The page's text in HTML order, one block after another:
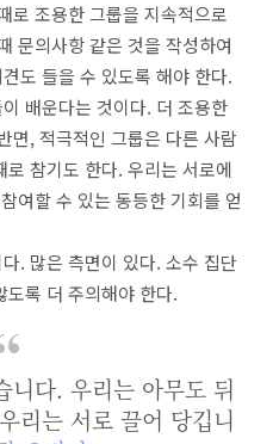
로 조용한 그룹을 지속적으로
문의사항 같은 것을 작성하여
도 들을 수 있도록 해야 한다.
배운다는 것이다. 더 조용한
면, 적극적인 그룹은 다른 사람
참기도 한다. 우리는 서로에
여할 수 있는 동등한 기회를 얻
. 많은 측면이 있다. 소수 집단
도록 더 주의해야 한다.
니다. 우리는 아무도 뒤
리는 서로 끌어 당깁니